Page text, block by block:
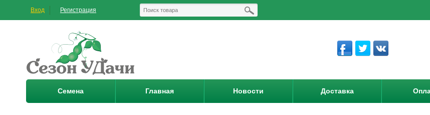
Вход Регистрация
Семена Главная Новости Доставка